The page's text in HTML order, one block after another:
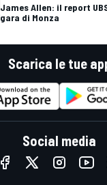
James Allen: il report
gara di Monza
Scarica le tue
Social media